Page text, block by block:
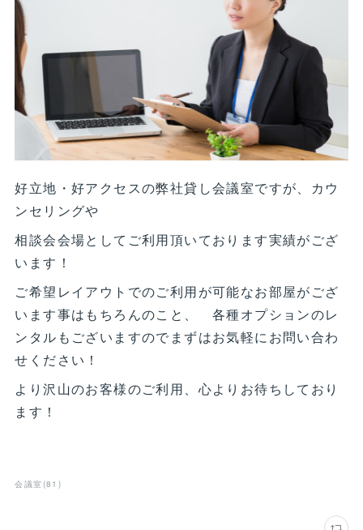
好立地・好アクセスの弊社貸し会議室ですが、カウ
ンセリングや
相談会会場としてご利用頂いております実績がござ
います！
ご希望レイアウトでのご利用が可能なお部屋がござ
います事はもちろんのこと、 各種オプションのレ
ンタルもございますのでまずはお気軽にお問い合わ
せください！
より沢山のお客様のご利用、心よりお待ちしており
ます！
会議室 (81 )